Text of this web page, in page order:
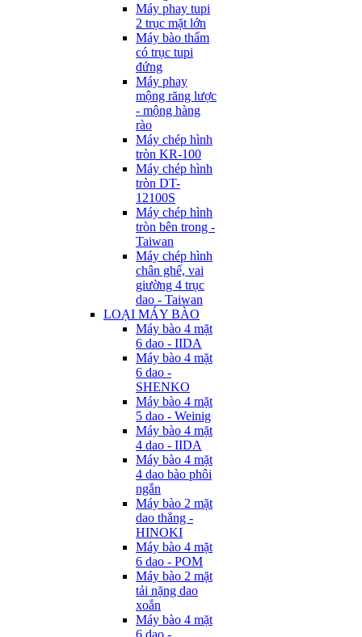
Máy phay tupi
2 trục mặt lớn
Máy bào thẩm
có trục tupi
đứng
Máy phay
mộng răng lược
- mộng hàng
rào
Máy chép hình
tròn KR-100
Máy chép hình
tròn DT-
12100S
Máy chép hình
tròn bên trong -
Taiwan
Máy chép hình
chân ghế, vai
giường 4 trục
dao - Taiwan
LOẠI MÁY BÀO
Máy bào 4 mặt
6 dao - IIDA
Máy bào 4 mặt
6 dao -
SHENKO
Máy bào 4 mặt
5 dao - Weinig
Máy bào 4 mặt
4 dao - IIDA
Máy bào 4 mặt
4 dao bào phôi
ngắn
Máy bào 2 mặt
dao thẳng -
HINOKI
Máy bào 4 mặt
6 dao - POM
Máy bào 2 mặt
tải nặng dao
xoắn
Máy bào 4 mặt
6 dao -